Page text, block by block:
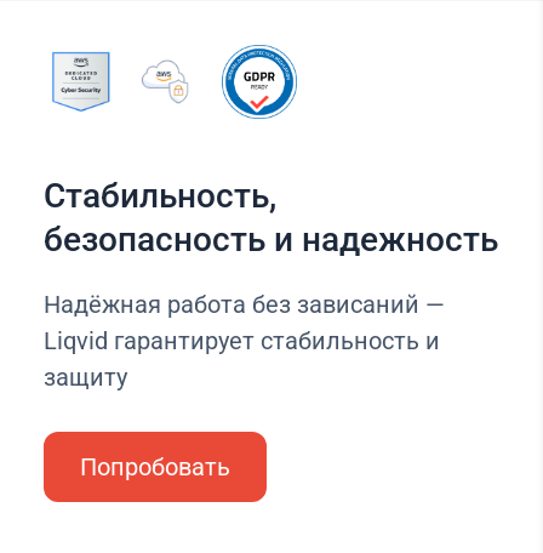
Стабильность,
безопасность и надежность
Надёжная работа без зависаний —
Liqvid гарантирует стабильность и
защиту
Попробовать